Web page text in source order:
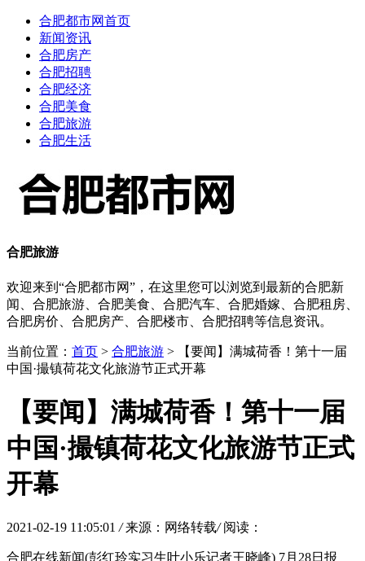
合肥都市网首页
新闻资讯
合肥房产
合肥招聘
合肥经济
合肥美食
合肥旅游
合肥生活
合肥旅游
欢迎来到“合肥都市网”，在这里您可以浏览到最新的合肥新
闻、合肥旅游、合肥美食、合肥汽车、合肥婚嫁、合肥租房、
合肥房价、合肥房产、合肥楼市、合肥招聘等信息资讯。
当前位置： 首页 > 合肥旅游 > 【要闻】满城荷香！第十一届
中国·撮镇荷花文化旅游节正式开幕
【要闻】满城荷香！第十一届
中国·撮镇荷花文化旅游节正式
开幕
2021-02-19 11:05:01/ 来源：网络转载/ 阅读：
合肥在线新闻(彭红玲实习生叶小乐记者王晓峰) 7月28日报